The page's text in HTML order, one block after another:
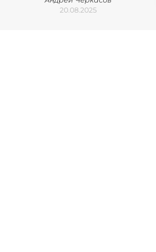
20.08.2025